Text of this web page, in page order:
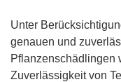
Unter
genauen und
Pflanzenschädlingen
Zuverlässigkeit von